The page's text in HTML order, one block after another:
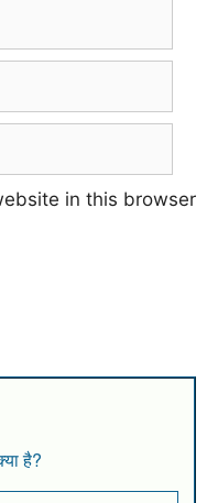
in this browser
है?